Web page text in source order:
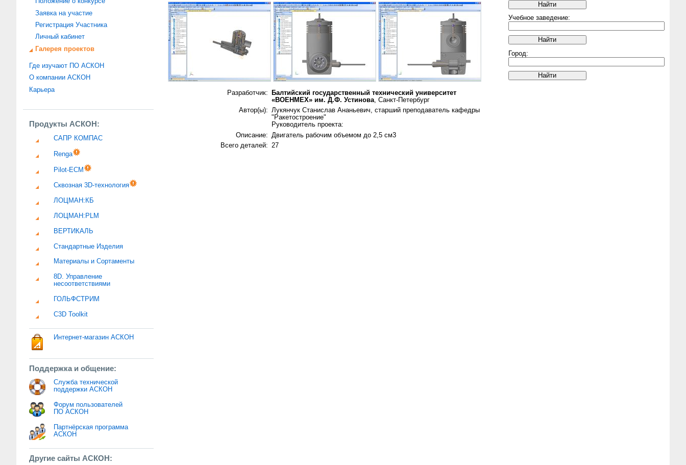
Заявка на участие
Регистрация Участника
Личный кабинет
Галерея проектов
Где изучают ПО АСКОН
О компании АСКОН
Карьера
Продукты АСКОН:
САПР КОМПАС
Renga
Pilot-ECM
Сквозная 3D-технология
ЛОЦМАН:КБ
ЛОЦМАН:PLM
ВЕРТИКАЛЬ
Стандартные Изделия
Материалы и Сортаменты
8D. Управление
несоответствиями
ГОЛЬФСТРИМ
C3D Toolkit
Интернет-магазин АСКОН
Поддержка и общение:
Служба технической
поддержки АСКОН
Форум пользователей
ПО АСКОН
Партнёрская программа
АСКОН
Другие сайты АСКОН:
Учебное заведение:
Город:
Разработчик:
Балтийский государственный технический университет
«ВОЕНМЕХ» им. Д.Ф. Устинова, Санкт-Петербург
Автор(ы): Лукянчук Станислав Ананьевич, старший преподаватель кафедры
"Ракетостроение"
Руководитель проекта:
Описание:
Двигатель рабочим объемом до 2,5 см3
Всего деталей: 27